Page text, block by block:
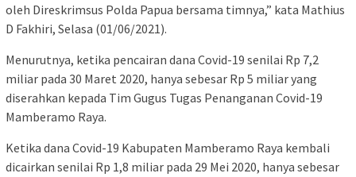
oleh Direskrimsus Polda Papua bersama timnya,” kata Mathius
D Fakhiri, Selasa (01/06/2021).
Menurutnya, ketika pencairan dana Covid-19 senilai Rp 7,2
miliar pada 30 Maret 2020, hanya sebesar Rp 5 miliar yang
diserahkan kepada Tim Gugus Tugas Penanganan Covid-19
Mamberamo Raya.
Ketika dana Covid-19 Kabupaten Mamberamo Raya kembali
dicairkan senilai Rp 1,8 miliar pada 29 Mei 2020, hanya sebesar